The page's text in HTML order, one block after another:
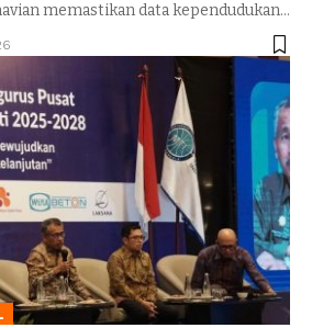
memastikan data kependudukan…